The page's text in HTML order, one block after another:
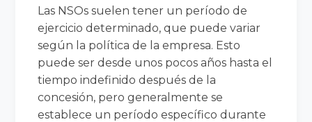
Las NSOs suelen tener un período de
ejercicio determinado, que puede variar
según la política de la empresa. Esto
puede ser desde unos pocos años hasta el
tiempo indefinido después de la
concesión, pero generalmente se
establece un período específico durante